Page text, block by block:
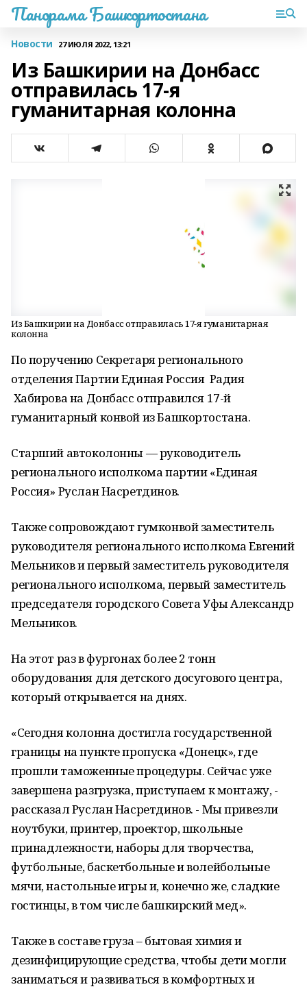
Панорама Башкортостана
Новости 27 ИЮЛЯ 2022, 13:21
Из Башкирии на Донбасс
отправилась 17-я
гуманитарная колонна
Из Башкирии на Донбасс отправилась 17-я гуманитарная
колонна
По поручению Секретаря регионального
отделения Партии Единая Россия Радия
Хабирова на Донбасс отправился 17-й
гуманитарный конвой из Башкортостана.
Старший автоколонны — руководитель
регионального исполкома партии «Единая
Россия» Руслан Насретдинов.
Также сопровождают гумконвой заместитель
руководителя регионального исполкома Евгений
Мельников и первый заместитель руководителя
регионального исполкома, первый заместитель
председателя городского Совета Уфы Александр
Мельников.
На этот раз в фургонах более 2 тонн
оборудования для детского досугового центра,
который открывается на днях.
«Сегодня колонна достигла государственной
границы на пункте пропуска «Донецк», где
прошли таможенные процедуры. Сейчас уже
завершена разгрузка, приступаем к монтажу, -
рассказал Руслан Насретдинов. - Мы привезли
ноутбуки, принтер, проектор, школьные
принадлежности, наборы для творчества,
футбольные, баскетбольные и волейбольные
мячи, настольные игры и, конечно же, сладкие
гостинцы, в том числе башкирский мед».
Также в составе груза – бытовая химия и
дезинфицирующие средства, чтобы дети могли
заниматься и развиваться в комфортных и